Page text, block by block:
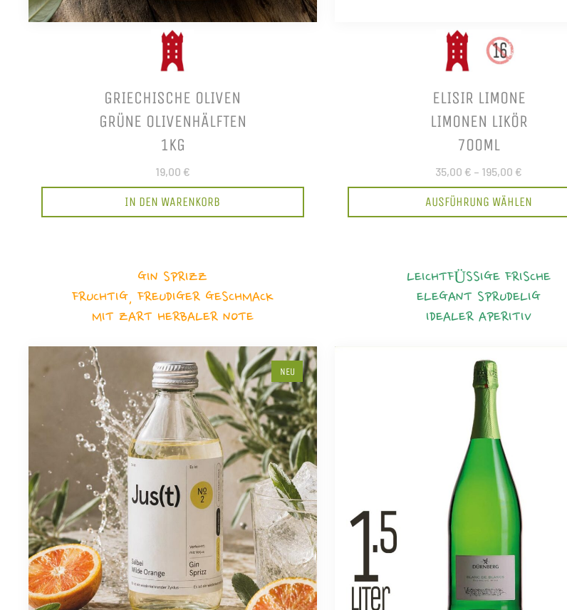
GRIECHISCHE OLIVEN
GRÜNE OLIVENHÄLFTEN
1KG
19,00 €
IN DEN WARENKORB
ELISIR LIMONE
LIMONEN LIKÖR
700ML
35,00 € – 195,00 €
AUSFÜHRUNG WÄHLEN
GIN SPRIZZ
FRUCHTIG, FREUDIGER GESCHMACK
MIT ZART HERBALER NOTE
NEU
LEICHTFÜSSIGE FRISCHE
ELEGANT SPRUDELIG
IDEALER APERITIV